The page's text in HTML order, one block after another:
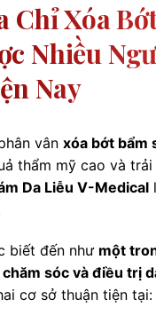
Chỉ Xóa
Nhiều
Nay
vân xóa bớt bẩm
thẩm mỹ cao và trải
Da Liễu V-Medical
biết đến như một
sóc và điều trị
cơ sở thuận tiện tại: